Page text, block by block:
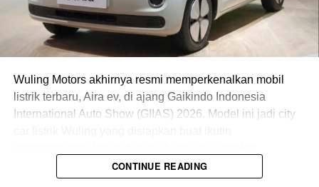
Seluruh ubahan dibuat dengan pendekatan OEM+,
sehingga tampilannya tetap rapi, proporsional, dan masih
selaras dengan desain bawaan mobil.
Wuling Motors akhirnya resmi memperkenalkan mobil
listrik terbaru, Aira ev, di ajang Gaikindo Indonesia
International Auto Show (GIIAS) 2026. Model ini jadi city
CONTINUE READING